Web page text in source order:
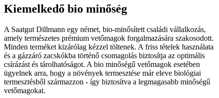
Kiemelkedő bio minőség
A Saatgut Dillmann egy német, bio-minősített családi vállalkozás,
amely természetes prémium vetőmagok forgalmazására szakosodott.
Minden terméket kizárólag kézzel töltenek. A friss tételek használata
és a gázzáró zacskókba történő csomagolás biztosítja az optimális
csírázást és tárolhatóságot. A bio minőségű vetőmagok esetében
ügyelnek arra, hogy a növények termesztése már eleve biológiai
termesztésből származzon - így biztosítva a legmagasabb minőségű
vetőmagokat.